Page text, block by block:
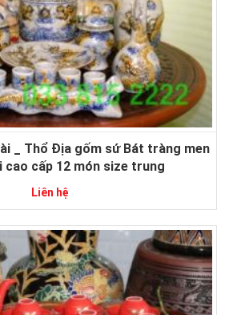
_ Thổ Địa gốm sứ Bát tràng men
cao cấp 12 món size trung
Liên hệ